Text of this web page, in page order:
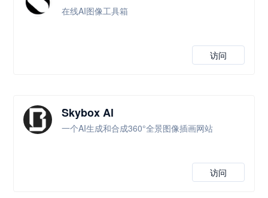
在线AI图像工具箱
访问
Skybox Al
一个AI生成和合成360°全景图像插画网站
访问